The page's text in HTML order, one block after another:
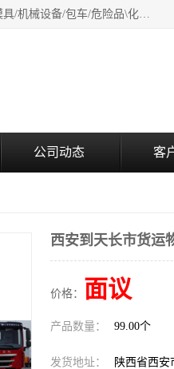
西安鸿福祥物流公司是西安轿车托运物流公司，从事：西安物流专线、西安货运专线等专业运输;模具/机械设备/包车/危险品\化工涂料/油漆机油\普通货物\食品\家具\贵重货物运输/易碎品运输/工艺品\行李\搬家运输等超限大件货物专业运输服务为一体。
公司动态 客
西安到天长市货运
价格： 面议
产品数量： 99.00个
发货地址： 陕西省西安